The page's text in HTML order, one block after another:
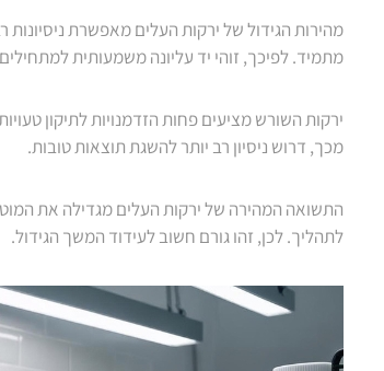
מהירות הגידול של ירקות העלים מאפשרת
מתמיד. לפיכך, זוהי יד עליונה משמעותית
ירקות השורש מציעים פחות הזדמנויות לתיקון
מכך, דרוש ניסיון רב יותר להשגת תוצאות טובות.
התשואה המהירה של ירקות העלים מגדילה את
לתהליך. לכן, זהו גורם חשוב לעידוד המשך הגידול.